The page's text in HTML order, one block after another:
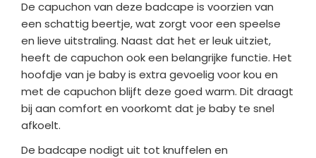
De capuchon van deze badcape is voorzien van
een schattig beertje, wat zorgt voor een speelse
en lieve uitstraling. Naast dat het er leuk uitziet,
heeft de capuchon ook een belangrijke functie. Het
hoofdje van je baby is extra gevoelig voor kou en
met de capuchon blijft deze goed warm. Dit draagt
bij aan comfort en voorkomt dat je baby te snel
afkoelt.
De badcape nodigt uit tot knuffelen en